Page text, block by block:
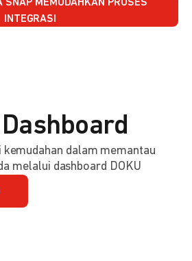
SNAP MEMUDAHKAN PROSES
INTEGRASI
kemudahan dalam memantau
melalui dashboard DOKU